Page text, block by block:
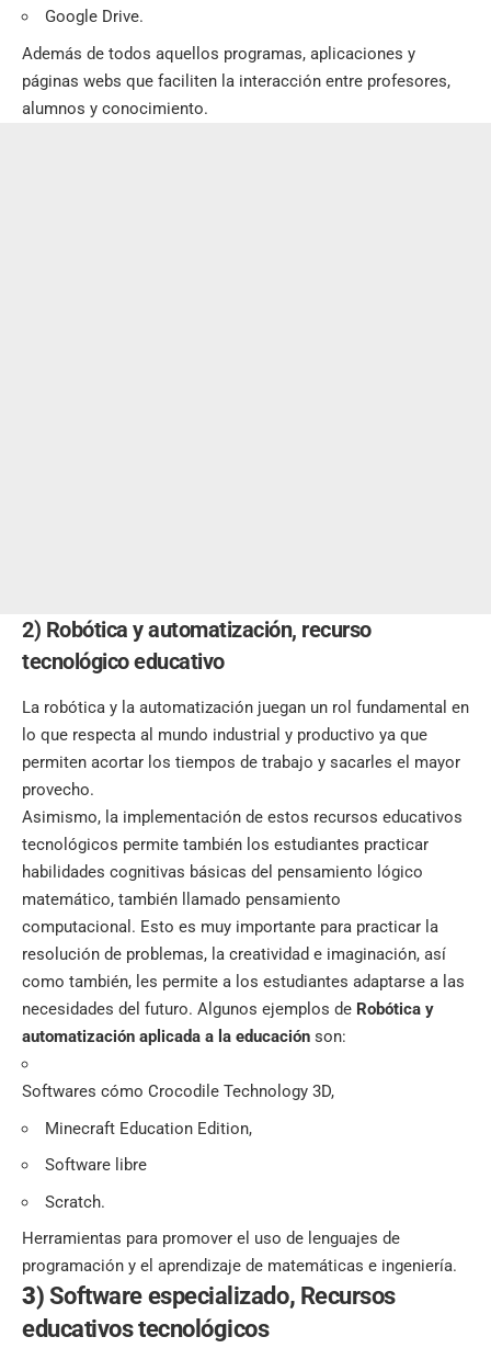
Google Drive.
Además de todos aquellos programas, aplicaciones y
páginas webs que faciliten la interacción entre profesores,
alumnos y conocimiento.
2) Robótica y automatización, recurso
tecnológico educativo
La robótica y la automatización juegan un rol fundamental en
lo que respecta al mundo industrial y productivo ya que
permiten acortar los tiempos de trabajo y sacarles el mayor
provecho.
Asimismo, la implementación de estos recursos educativos
tecnológicos permite también los estudiantes practicar
habilidades cognitivas básicas del pensamiento lógico
matemático, también llamado pensamiento
computacional. Esto es muy importante para practicar la
resolución de problemas, la creatividad e imaginación, así
como también, les permite a los estudiantes adaptarse a las
necesidades del futuro. Algunos ejemplos de Robótica y
automatización aplicada a la educación son:
Softwares cómo Crocodile Technology 3D,
Minecraft Education Edition,
Software libre
Scratch.
Herramientas para promover el uso de lenguajes de
programación y el aprendizaje de matemáticas e ingeniería.
3) Software especializado, Recursos
educativostecnológicos